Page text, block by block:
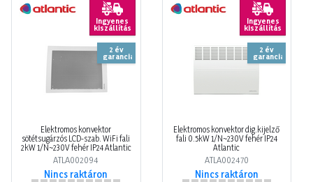
Ingyenes
kiszállítás
2 év
garancia
Elektromos konvektor
sötétsugárzós LCD-szab. WiFi fali
2kW 1/N~230V fehér IP24 Atlantic
ATLA002094
Nincs raktáron
Ingyenes
kiszállítás
2 év
garancia
Elektromos konvektor dig.kijelző
fali 0.5kW 1/N~230V fehér IP24
Atlantic
ATLA002470
Nincs raktáron